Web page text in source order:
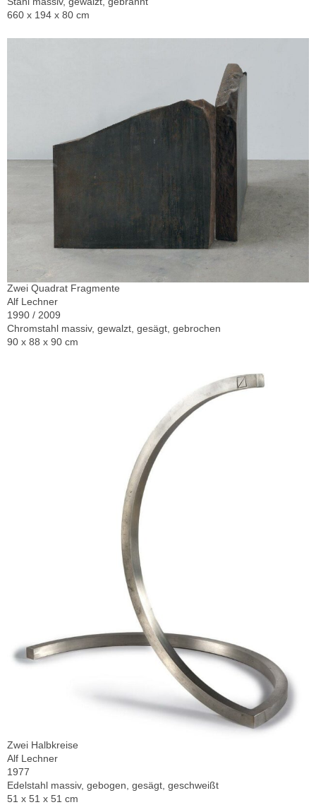
660 x 194 x 80 cm
Zwei Quadrat Fragmente
Alf Lechner
1990 / 2009
Chromstahl massiv, gewalzt, gesägt, gebrochen
90 x 88 x 90 cm
Zwei Halbkreise
Alf Lechner
1977
Edelstahl massiv, gebogen, gesägt, geschweißt
51 x 51 x 51 cm